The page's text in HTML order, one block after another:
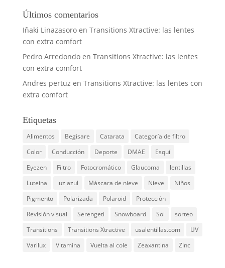
Últimos comentarios
Iñaki Linazasoroen Transitions Xtractive: las lentes
con extra comfort
Pedro Arredondoen Transitions Xtractive: las lentes
con extra comfort
Andres pertuz en Transitions Xtractive: las lentes con
extra comfort
Etiquetas
Alimentos Begisare Catarata
Categoría de filtro
Color
Conducción Deporte DMAE
Esquí
Eyezen
Filtro Fotocromático Glaucoma
lentillas
Luteina
luz azul Máscara de nieve Nieve
Niños
Pigmento
Polarizada Polaroid
Protección
Revisión visual
Serengeti Snowboard Sol
sorteo
Transitions
Transitions Xtractive usalentillas.com
UV
Varilux
Vitamina Vuelta al cole Zeaxantina Zinc